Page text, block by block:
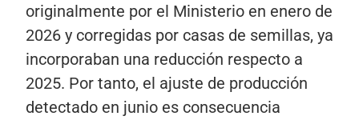
originalmente por el Ministerio en enero de
2026 y corregidas por casas de semillas, ya
incorporaban una reducción respecto a
2025. Por tanto, el ajuste de producción
detectado en junio es consecuencia